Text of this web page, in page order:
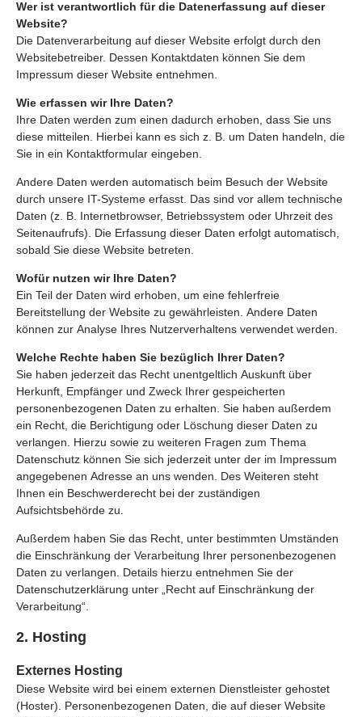
Wer ist verantwortlich für die Datenerfassung auf dieser
Website?
Die Datenverarbeitung auf dieser Website erfolgt durch den
Websitebetreiber. Dessen Kontaktdaten können Sie dem
Impressum dieser Website entnehmen.
Wie erfassen wir Ihre Daten?
Ihre Daten werden zum einen dadurch erhoben, dass Sie uns
diese mitteilen. Hierbei kann es sich z. B. um Daten handeln, die
Sie in ein Kontaktformular eingeben.
Andere Daten werden automatisch beim Besuch der Website
durch unsere IT-Systeme erfasst. Das sind vor allem technische
Daten (z. B. Internetbrowser, Betriebssystem oder Uhrzeit des
Seitenaufrufs). Die Erfassung dieser Daten erfolgt automatisch,
sobald Sie diese Website betreten.
Wofür nutzen wir Ihre Daten?
Ein Teil der Daten wird erhoben, um eine fehlerfreie
Bereitstellung der Website zu gewährleisten. Andere Daten
können zur Analyse Ihres Nutzerverhaltens verwendet werden.
Welche Rechte haben Sie bezüglich Ihrer Daten?
Sie haben jederzeit das Recht unentgeltlich Auskunft über
Herkunft, Empfänger und Zweck Ihrer gespeicherten
personenbezogenen Daten zu erhalten. Sie haben außerdem
ein Recht, die Berichtigung oder Löschung dieser Daten zu
verlangen. Hierzu sowie zu weiteren Fragen zum Thema
Datenschutz können Sie sich jederzeit unter der im Impressum
angegebenen Adresse an uns wenden. Des Weiteren steht
Ihnen ein Beschwerderecht bei der zuständigen
Aufsichtsbehörde zu.
Außerdem haben Sie das Recht, unter bestimmten Umständen
die Einschränkung der Verarbeitung Ihrer personenbezogenen
Daten zu verlangen. Details hierzu entnehmen Sie der
Datenschutzerklärung unter „Recht auf Einschränkung der
Verarbeitung“.
2. Hosting
Externes Hosting
Diese Website wird bei einem externen Dienstleister gehostet
(Hoster). Personenbezogenen Daten, die auf dieser Website